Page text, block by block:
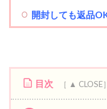
開封しても返品
目次